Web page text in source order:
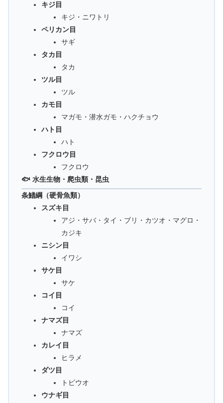
キジ目
キジ・ニワトリ
ペリカン目
サギ
タカ目
タカ
ツル目
ツル
カモ目
マガモ・潜水ガモ・ハクチョウ
ハト目
ハト
フクロウ目
フクロウ
🐟 水生生物・爬虫類・昆虫
条鰭綱（硬骨魚類）
スズキ目
アジ・サバ・タイ・ブリ・カツオ・マグロ・
カジキ
ニシン目
イワシ
サケ目
サケ
コイ目
コイ
ナマズ目
ナマズ
カレイ目
ヒラメ
ダツ目
トビウオ
ウナギ目